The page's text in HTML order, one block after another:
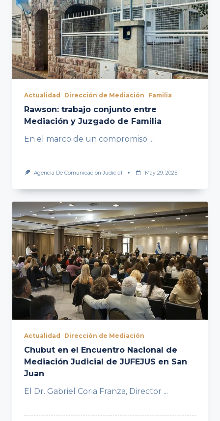
Actualidad Dirección de Mediación Familia
Rawson: trabajo conjunto entre
Mediación y Juzgado de Familia
En el marco de un compromiso ...
Agencia De Comunicación Judicial May 29, 2025
Actualidad Dirección de Mediación
Chubut en el Encuentro Nacional de
Mediación Judicial de JUFEJUS en San
Juan
El Dr. Gabriel Coria Franza, Director ...